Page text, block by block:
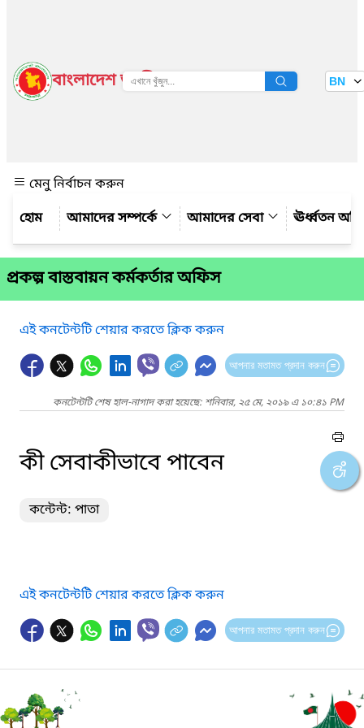
বাংলাদেশ জাতীয় তথ্য বাতায়ন BN
মেনু নির্বাচন করুন
আমাদের সম্পর্কে
আমাদের সেবা ঊর্ধ্বতন
প্রকল্প বাস্তবায়ন কর্মকর্তার অফিস
এই কনটেন্টটি শেয়ার করতে ক্লিক করুন
আপনার মতামত প্রদান করুন
কনটেন্টটি শেষ হাল-নাগাদ করা হয়েছে: শনিবার, ২৫ মে, ২০১৯ এ ১০:৪১ PM
কী সেবাকীভাবে পাবেন
কন্টেন্ট: পাতা
এই কনটেন্টটি শেয়ার করতে ক্লিক করুন
আপনার মতামত প্রদান করুন